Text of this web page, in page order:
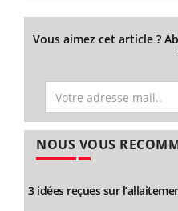
Vous aimez cet article ?
NOUS VOUS
3 idées reçues sur